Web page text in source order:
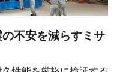
不安を減らすミサ